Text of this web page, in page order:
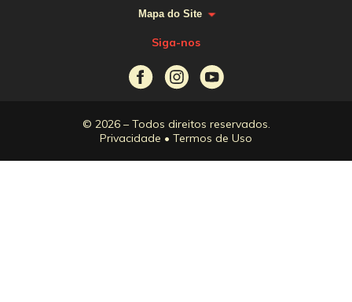
Mapa do Site
Siga-nos
© 2026 – Todos direitos reservados.
Privacidade • Termos de Uso